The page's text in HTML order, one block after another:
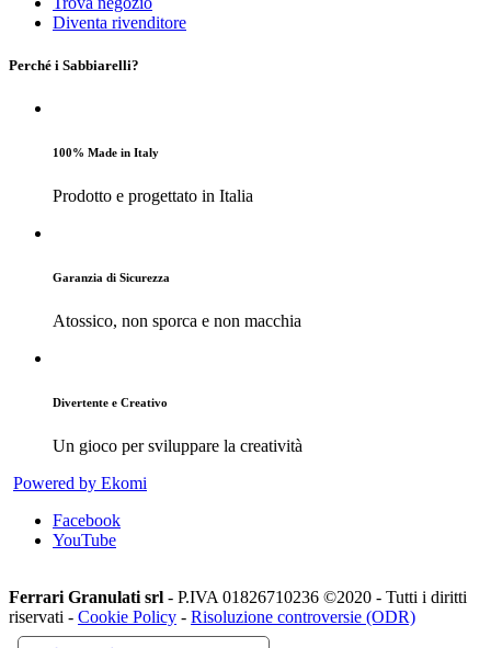
Diventa rivenditore
Perché i Sabbiarelli?
100% Made in Italy
Prodotto e progettato in Italia
Garanzia di Sicurezza
Atossico, non sporca e non macchia
Divertente e Creativo
Un gioco per sviluppare la creatività
Powered by Ekomi
Facebook
YouTube
Ferrari Granulati srl - P.IVA 01826710236 ©2020 - Tutti i diritti
riservati - Cookie Policy - Risoluzione controversie (ODR)